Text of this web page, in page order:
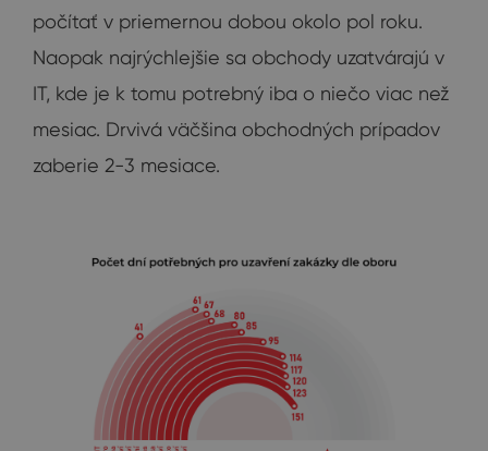
počítať v priemernou dobou okolo pol roku.
Naopak najrýchlejšie sa obchody uzatvárajú v
IT, kde je k tomu potrebný iba o niečo viac než
mesiac. Drvivá väčšina obchodných prípadov
zaberie 2-3 mesiace.